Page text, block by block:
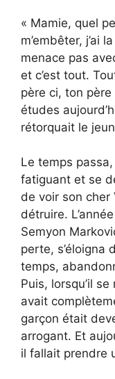
« Mamie, quel
m’embêter, j’ai
menace pas
et c’est tout.
père ci, ton père
études
rétorquait le
Le temps
fatiguant et se
de voir son cher
détruire.
Semyon
perte, s’éloigna
temps,
Puis, lorsqu’il
avait
garçon était
arrogant. Et
il fallait prendre